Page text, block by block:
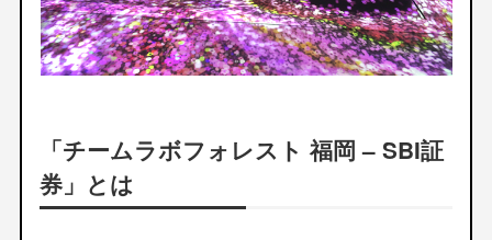
「チームラボフォレスト 福岡 – SBI証
券」とは